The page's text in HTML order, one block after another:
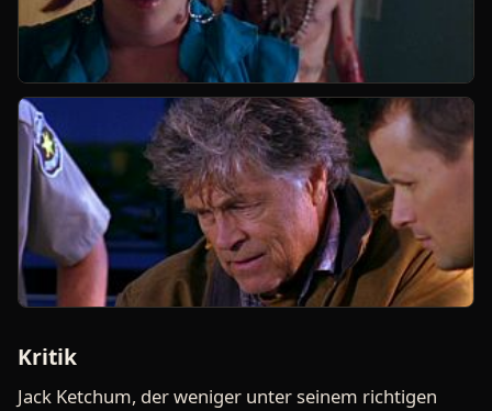
Kritik
Jack Ketchum, der weniger unter seinem richtigen